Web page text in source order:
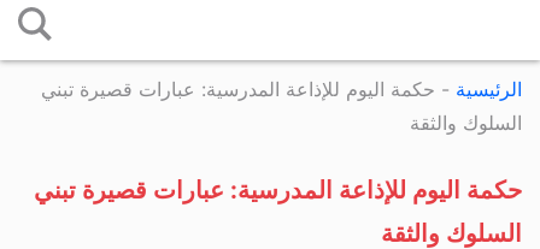
إلى
المحتوى
الرئيسية - حكمة اليوم للإذاعة المدرسية: عبارات قصيرة تبني
السلوك والثقة
حكمة اليوم للإذاعة المدرسية: عبارات قصيرة تبني
السلوك والثقة